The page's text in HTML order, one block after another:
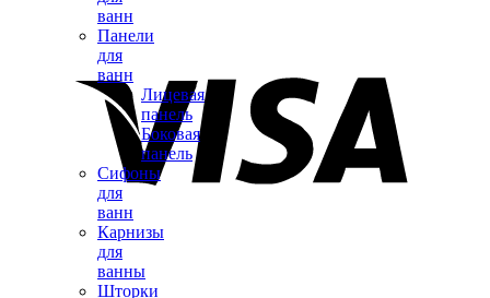
ванн
Панели
для
ванн
Лицевая
панель
Боковая
панель
Сифоны
для
ванн
Карнизы
для
ванны
Шторки